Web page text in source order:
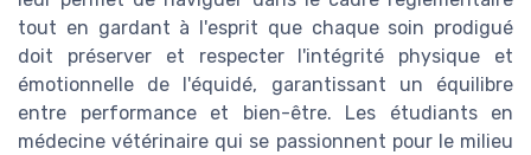
tout en gardant à l'esprit que chaque soin prodigué
doit préserver et respecter l'intégrité physique et
émotionnelle de l'équidé, garantissant un équilibre
entre performance et bien-être. Les étudiants en
médecine vétérinaire qui se passionnent pour le milieu